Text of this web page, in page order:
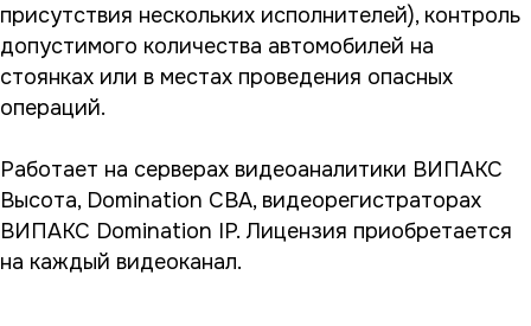
присутствия нескольких исполнителей), контроль
допустимого количества автомобилей на
стоянках или в местах проведения опасных
операций.
Работает на серверах видеоаналитики ВИПАКС
Высота, Domination СВА, видеорегистраторах
ВИПАКС Domination IP. Лицензия приобретается
на каждый видеоканал.